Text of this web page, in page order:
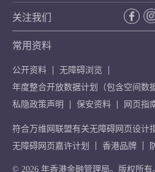
关注我们
常用资料
公开资料
无障碍浏览
年度整合开放数据计划（包含空间数
私隐政策声明
保安资料 网页指
符合万维网联盟有关无障碍网页设计
无障碍网页嘉许计划
香港品牌
© 2026 年香港金融管理局。版权所有